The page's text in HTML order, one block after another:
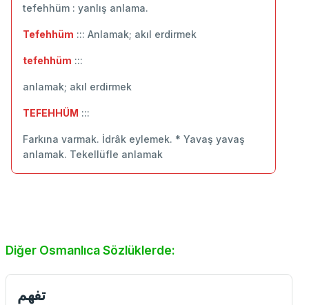
tefehhüm : yanlış anlama.
Tefehhüm ::: Anlamak; akıl erdirmek
tefehhüm :::
anlamak; akıl erdirmek
TEFEHHÜM :::
Farkına varmak. İdrâk eylemek. * Yavaş yavaş
anlamak. Tekellüfle anlamak
Diğer Osmanlıca Sözlüklerde:
تفهم